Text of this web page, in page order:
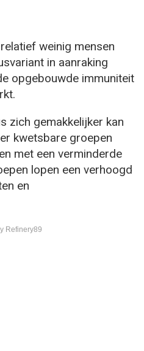
weinig mensen
in aanraking
opgebouwde immuniteit
zich gemakkelijker kan
kwetsbare groepen
met een verminderde
lopen een verhoogd
en
Refinery89